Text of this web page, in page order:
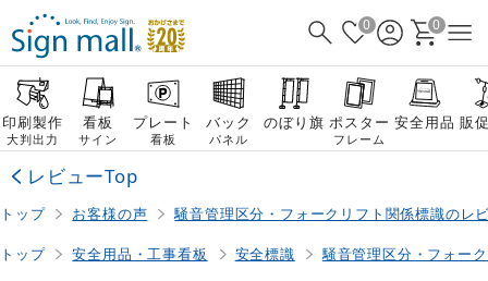
0 0
印刷製作
大判出力
看板
サイン
プレート
看板
バック
パネル
のぼり旗 ポスター
フレーム
安全用品 販
レビューTop
トップ お客様の声 騒音管理区分・フォークリフト関係標識のレ
トップ 安全用品・工事看板 安全標識 騒音管理区分・フォー